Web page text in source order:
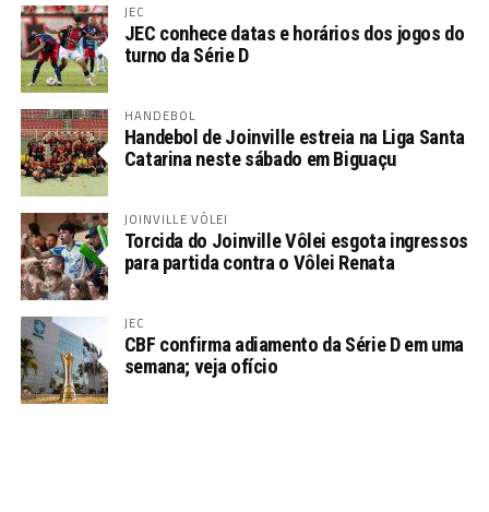
JEC
JEC conhece datas e horários dos jogos do
turno da Série D
HANDEBOL
Handebol de Joinville estreia na Liga Santa
Catarina neste sábado em Biguaçu
JOINVILLE VÔLEI
Torcida do Joinville Vôlei esgota ingressos
para partida contra o Vôlei Renata
JEC
CBF confirma adiamento da Série D em uma
semana; veja ofício